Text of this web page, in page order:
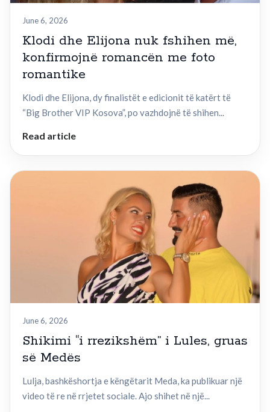
June 6, 2026
Klodi dhe Elijona nuk fshihen më,
konfirmojnë romancën me foto
romantike
Klodi dhe Elijona, dy finalistët e edicionit të katërt të
“Big Brother VIP Kosova”, po vazhdojnë të shihen...
Read article
June 6, 2026
Shikimi “i rrezikshëm” i Lules, gruas
së Medës
Lulja, bashkëshortja e këngëtarit Meda, ka publikuar një
video të re në rrjetet sociale. Ajo shihet në një...